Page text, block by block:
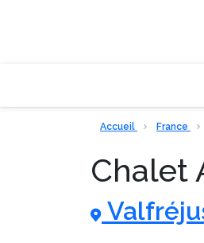
Accueil France
Chalet